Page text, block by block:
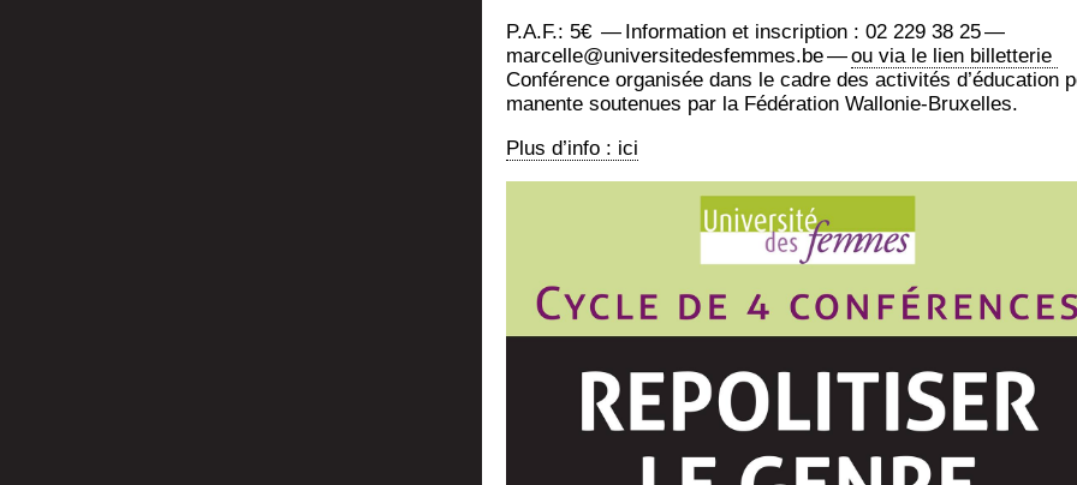
P.A.F.: 5€ — Infor­ma­tion et ins­crip­tion : 02 229 38 25 —
marcelle@universitedesfemmes.be —ou via le lien billetterie
Confé­rence orga­ni­sée dans le cadre des acti­vi­tés d’é­du­ca­tion
ma­nente sou­te­nues par la Fédé­ra­tion Wallonie-Bruxelles.
Plus d’in­fo : ici